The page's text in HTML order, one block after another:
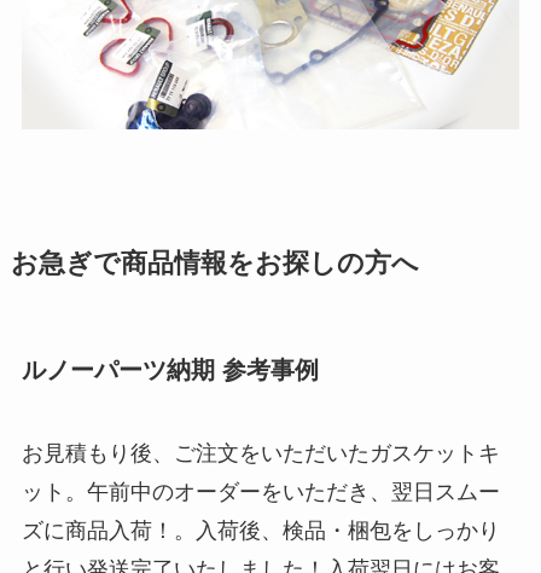
お急ぎで商品情報をお探しの方へ
ルノーパーツ納期 参考事例
お見積もり後、ご注文をいただいたガスケットキ
ット。午前中のオーダーをいただき、翌日スムー
ズに商品入荷！。入荷後、検品・梱包をしっかり